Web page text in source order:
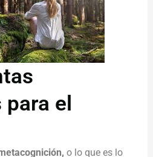
el
o lo que es lo